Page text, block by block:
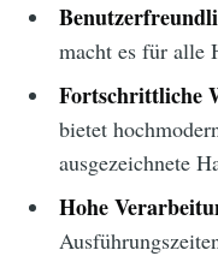
macht es für alle
Fortschrittliche
bietet
ausgezeichnete
Hohe